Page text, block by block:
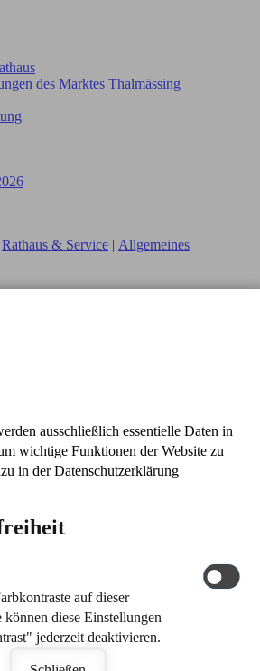
des Marktes Thalmässing
Rathaus & Service | Allgemeines
2023
ausschließlich essentielle Daten in
wichtige Funktionen der Website zu
in der Datenschutzerklärung
auf dieser
können diese Einstellungen
jederzeit deaktivieren.